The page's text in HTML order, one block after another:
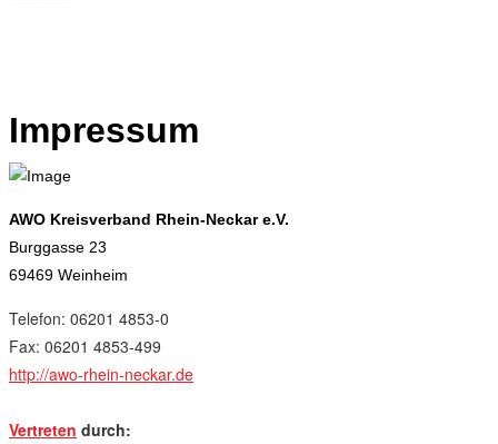
Impressum
AWO Kreisverband Rhein-Neckar e.V.
Burggasse 23
69469 Weinheim
Telefon: 06201 4853-0
Fax: 06201 4853-499
http://awo-rhein-neckar.de
Vertreten durch: